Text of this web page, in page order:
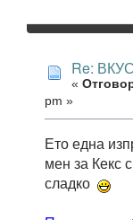
Re:
«
pm »
Ето една
мен за Кекс
сладко